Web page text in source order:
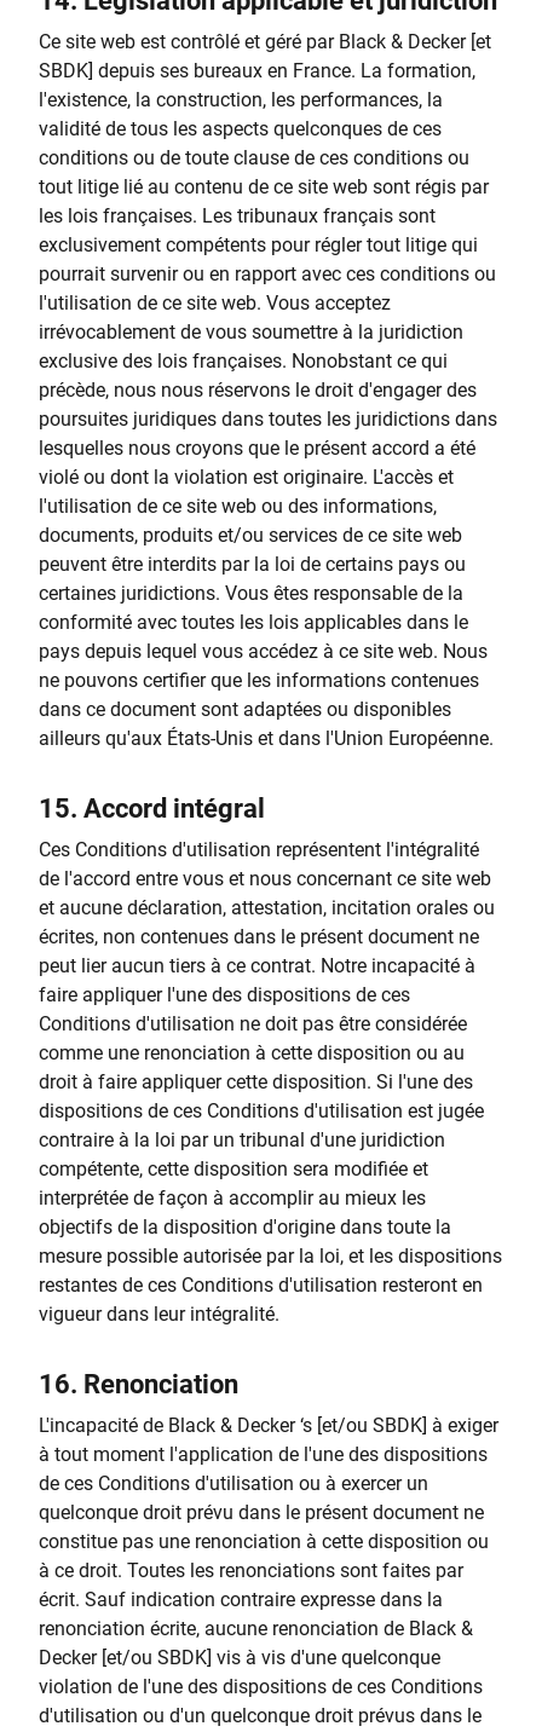
Ce site web est contrôlé et géré par Black & Decker [et
SBDK] depuis ses bureaux en France. La formation,
l'existence, la construction, les performances, la
validité de tous les aspects quelconques de ces
conditions ou de toute clause de ces conditions ou
tout litige lié au contenu de ce site web sont régis par
les lois françaises. Les tribunaux français sont
exclusivement compétents pour régler tout litige qui
pourrait survenir ou en rapport avec ces conditions ou
l'utilisation de ce site web. Vous acceptez
irrévocablement de vous soumettre à la juridiction
exclusive des lois françaises. Nonobstant ce qui
précède, nous nous réservons le droit d'engager des
poursuites juridiques dans toutes les juridictions dans
lesquelles nous croyons que le présent accord a été
violé ou dont la violation est originaire. L'accès et
l'utilisation de ce site web ou des informations,
documents, produits et/ou services de ce site web
peuvent être interdits par la loi de certains pays ou
certaines juridictions. Vous êtes responsable de la
conformité avec toutes les lois applicables dans le
pays depuis lequel vous accédez à ce site web. Nous
ne pouvons certifier que les informations contenues
dans ce document sont adaptées ou disponibles
ailleurs qu'aux États-Unis et dans l'Union Européenne.
15. Accord intégral
Ces Conditions d'utilisation représentent l'intégralité
de l'accord entre vous et nous concernant ce site web
et aucune déclaration, attestation, incitation orales ou
écrites, non contenues dans le présent document ne
peut lier aucun tiers à ce contrat. Notre incapacité à
faire appliquer l'une des dispositions de ces
Conditions d'utilisation ne doit pas être considérée
comme une renonciation à cette disposition ou au
droit à faire appliquer cette disposition. Si l'une des
dispositions de ces Conditions d'utilisation est jugée
contraire à la loi par un tribunal d'une juridiction
compétente, cette disposition sera modifiée et
interprétée de façon à accomplir au mieux les
objectifs de la disposition d'origine dans toute la
mesure possible autorisée par la loi, et les dispositions
restantes de ces Conditions d'utilisation resteront en
vigueur dans leur intégralité.
16. Renonciation
L'incapacité de Black & Decker ‘s [et/ou SBDK] à exiger
à tout moment l'application de l'une des dispositions
de ces Conditions d'utilisation ou à exercer un
quelconque droit prévu dans le présent document ne
constitue pas une renonciation à cette disposition ou
à ce droit. Toutes les renonciations sont faites par
écrit. Sauf indication contraire expresse dans la
renonciation écrite, aucune renonciation de Black &
Decker [et/ou SBDK] vis à vis d'une quelconque
violation de l'une des dispositions de ces Conditions
d'utilisation ou d'un quelconque droit prévus dans le